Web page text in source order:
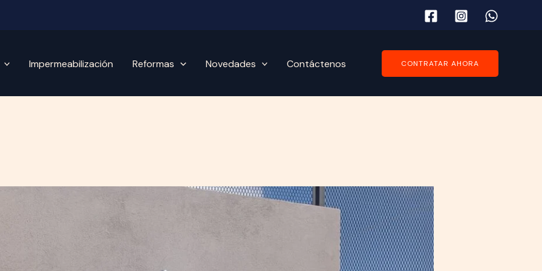
Impermeabilización Reformas Novedades Contáctenos CONTRATAR AHORA